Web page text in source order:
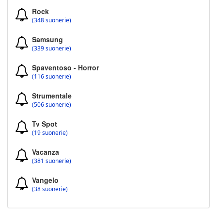
Rock
(348 suonerie)
Samsung
(339 suonerie)
Spaventoso - Horror
(116 suonerie)
Strumentale
(506 suonerie)
Tv Spot
(19 suonerie)
Vacanza
(381 suonerie)
Vangelo
(38 suonerie)